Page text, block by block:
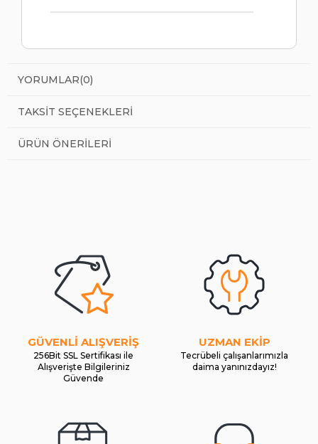
YORUMLAR(0)
TAKSIT SEÇENEKLERI
ÜRÜN ÖNERILERI
GÜVENLİ ALIŞVERİŞ
256Bit SSL Sertifikası ile
Alışverişte Bilgileriniz
Güvende
UZMAN EKİP
Tecrübeli çalışanlarımızla
daima yanınızdayız!